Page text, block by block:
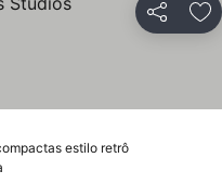
Partilhar
estilo retrô